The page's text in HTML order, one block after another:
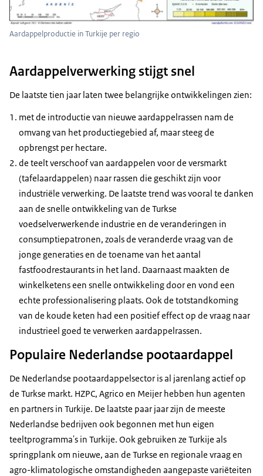
Aardappelproductie in Turkije per regio
Aardappelverwerking stijgt snel
De laatste tien jaar laten twee belangrijke ontwikkelingen zien:
met de introductie van nieuwe aardappelrassen nam de
omvang van het productiegebied af, maar steeg de
opbrengst per hectare.
de teelt verschoof van aardappelen voor de versmarkt
(tafelaardappelen) naar rassen die geschikt zijn voor
industriële verwerking. De laatste trend was vooral te danken
aan de snelle ontwikkeling van de Turkse
voedselverwerkende industrie en de veranderingen in
consumptiepatronen, zoals de veranderde vraag van de
jonge generaties en de toename van het aantal
fastfoodrestaurants in het land. Daarnaast maakten de
winkelketens een snelle ontwikkeling door en vond een
echte professionalisering plaats. Ook de totstandkoming
van de koude keten had een positief effect op de vraag naar
industrieel goed te verwerken aardappelrassen.
Populaire Nederlandse pootaardappel
De Nederlandse pootaardappelsector is al jarenlang actief op
de Turkse markt. HZPC, Agrico en Meijer hebben hun agenten
en partners in Turkije. De laatste paar jaar zijn de meeste
Nederlandse bedrijven ook begonnen met hun eigen
teeltprogramma's in Turkije. Ook gebruiken ze Turkije als
springplank om nieuwe, aan de Turkse en regionale vraag en
agro-klimatologische omstandigheden aangepaste variëteiten